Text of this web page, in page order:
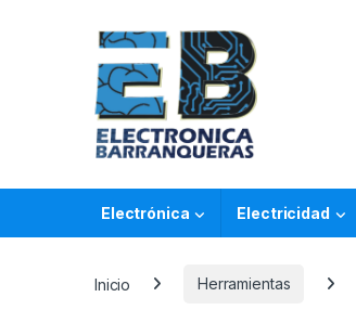
Electrónica Electricidad
Inicio Herramientas